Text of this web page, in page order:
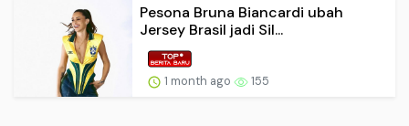
Pesona Bruna Biancardi ubah
Jersey Brasil jadi Sil...
1 month ago 155